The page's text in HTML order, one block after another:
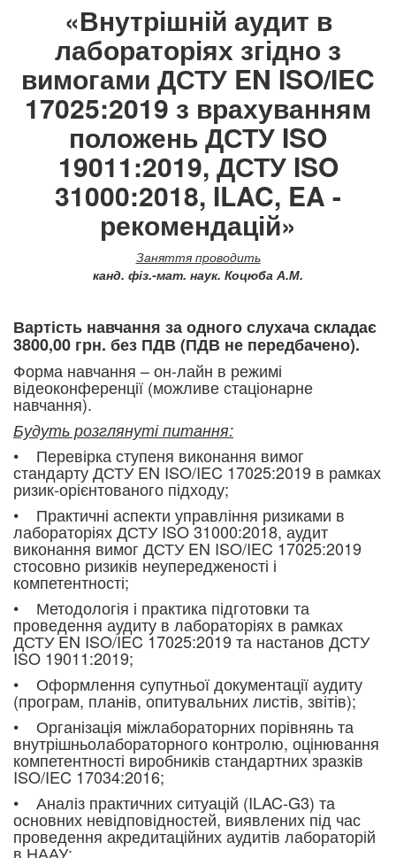
«Внутрішній аудит в
лабораторіях згідно з
вимогами ДСТУ EN ISO/IEC
17025:2019 з врахуванням
положень ДСТУ ISO
19011:2019, ДСТУ ISO
31000:2018, ILAC, EA -
рекомендацій»
Заняття проводить
канд. фіз.-мат. наук. Коцюба А.М.
Вартість навчання за одного слухача складає
3800,00 грн. без ПДВ (ПДВ не передбачено).
Форма навчання – он-лайн в режимі
відеоконференції (можливе стаціонарне
навчання).
Будуть розглянуті питання:
• Перевірка ступеня виконання вимог
стандарту ДСТУ EN ISO/IEC 17025:2019 в рамках
ризик-орієнтованого підходу;
• Практичні аспекти управління ризиками в
лабораторіях ДСТУ ISO 31000:2018, аудит
виконання вимог ДСТУ EN ISO/IEC 17025:2019
стосовно ризиків неупередженості і
компетентності;
• Методологія і практика підготовки та
проведення аудиту в лабораторіях в рамках
ДСТУ EN ISO/IEC 17025:2019 та настанов ДСТУ
ISO 19011:2019;
• Оформлення супутньої документації аудиту
(програм, планів, опитувальних листів, звітів);
• Організація міжлабораторних порівнянь та
внутрішньолабораторного контролю, оцінювання
компетентності виробників стандартних зразків
ISO/IEC 17034:2016;
• Аналіз практичних ситуацій (ILAC-G3) та
основних невідповідностей, виявлених під час
проведення акредитаційних аудитів лабораторій
в НААУ;